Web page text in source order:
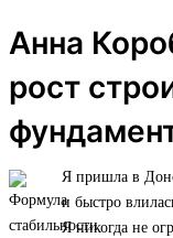
Анна
рост
Я пришла в
и быстро
Я никогда не